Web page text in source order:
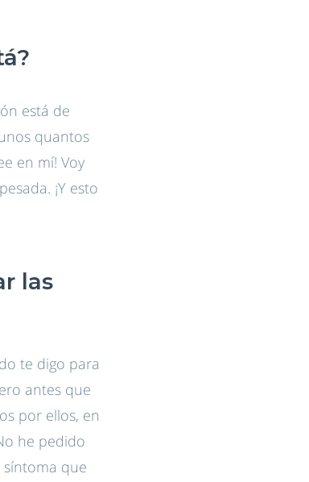
está de
quantos
en mí! Voy
¡Y esto
las
te digo para
antes que
por ellos, en
he pedido
síntoma que